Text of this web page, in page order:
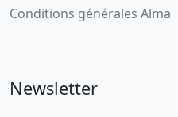
Conditions générales Alma
Newsletter